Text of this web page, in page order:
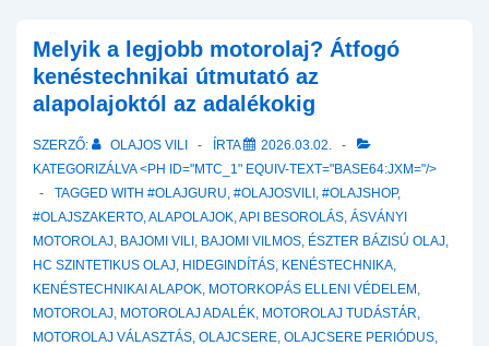
amit
a
Longlife
az
LSPI-
híg
olajokról
tudni
Melyik a legjobb motorolaj? Átfogó
kenéstechnikai útmutató az
alapolajoktól az adalékokig
SZERZŐ: OLAJOS VILI ÍRTA
2026.03.02.
KATEGORIZÁLVA <PH ID="MTC_1" EQUIV-TEXT="BASE64:JXM="/>
TAGGED WITH #OLAJGURU, #OLAJOSVILI , #OLAJSHOP,
#OLAJSZAKERTO,ALAPOLAJOK,API BESOROLÁS, ÁSVÁNYI
MOTOROLAJ, BAJOMI VILI , BAJOMI VILMOS, ÉSZTER BÁZISÚ OLAJ,
HC SZINTETIKUS OLAJ, HIDEGINDÍTÁS, KENÉSTECHNIKA,
KENÉSTECHNIKAI ALAPOK, MOTORKOPÁS ELLENI VÉDELEM ,
MOTOROLAJ, MOTOROLAJ ADALÉK, MOTOROLAJ TUDÁSTÁR,
MOTOROLAJ VÁLASZTÁS, OLAJCSERE, OLAJCSERE PERIÓDUS,